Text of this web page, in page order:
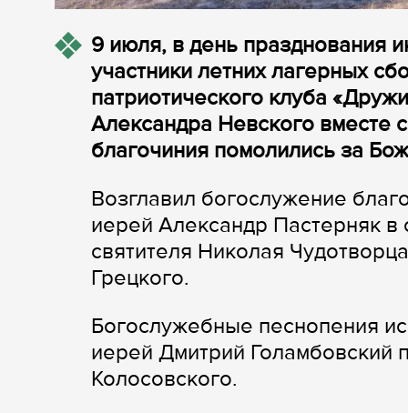
9 июля, в день празднования
участники летних лагерных
патриотического клуба
Александра Невского вместе
благочиния помолились за
Возглавил богослужение
иерей Александр Пастерняк в
святителя Николая
Грецкого.
Богослужебные песнопения
иерей Дмитрий Голамбовский
Колосовского.